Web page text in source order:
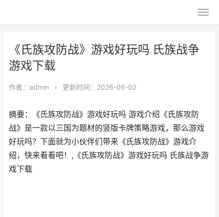
《氏族攻防战》游戏好玩吗 氏族战争
游戏下载
作者： admin • 更新时间：2026-06-02
摘要：《氏族攻防战》游戏好玩吗 游戏介绍《氏族攻防
战》是一款以三国为题材的竖版卡牌策略游戏，那么游戏
好玩吗？下面就为小伙伴们带来《氏族攻防战》游戏介
绍，快来看看吧！,《氏族攻防战》游戏好玩吗 氏族战争游
戏下载